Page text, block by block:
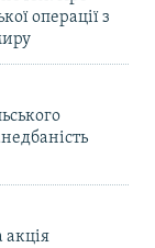
операції з
акція